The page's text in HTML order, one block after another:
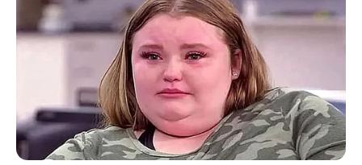
ശ്രീകുമാർ; പിന്നാലെ ദാസ് സാറിന്റെ കോൾ,
വല്ലാത്ത അവസ്ഥയായിരുന്നു: മോഹൻ സിതാര